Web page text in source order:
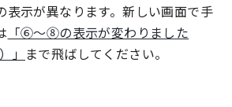
示が異なります。新しい画面で手
「⑥～⑧の表示が変わりました
」 まで飛ばしてください。